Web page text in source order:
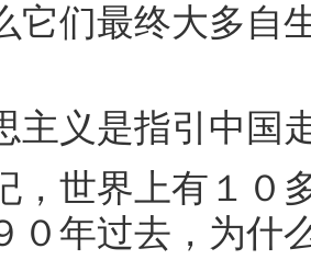
它们最终大多自
义是指引中国走
世界上有１０多
０年过去，为什